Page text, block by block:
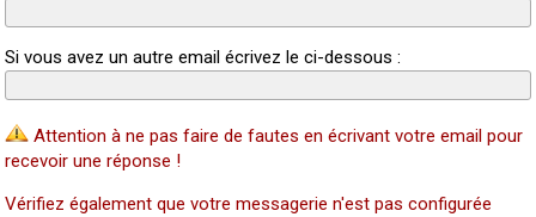
Si vous avez un autre email écrivez le ci-dessous :
Attention à ne pas faire de fautes en écrivant votre email pour
recevoir une réponse !
Vérifiez également que votre messagerie n'est pas configurée